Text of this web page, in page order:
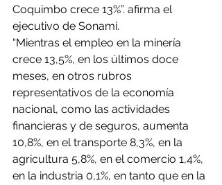
Coquimbo crece 13%”. afirma el
ejecutivo de Sonami.
“Mientras el empleo en la minería
crece 13,5%, en los últimos doce
meses, en otros rubros
representativos de la economía
nacional, como las actividades
financieras y de seguros, aumenta
10,8%, en el transporte 8,3%, en la
agricultura 5,8%, en el comercio 1,4%,
en la industria 0,1%, en tanto que en la